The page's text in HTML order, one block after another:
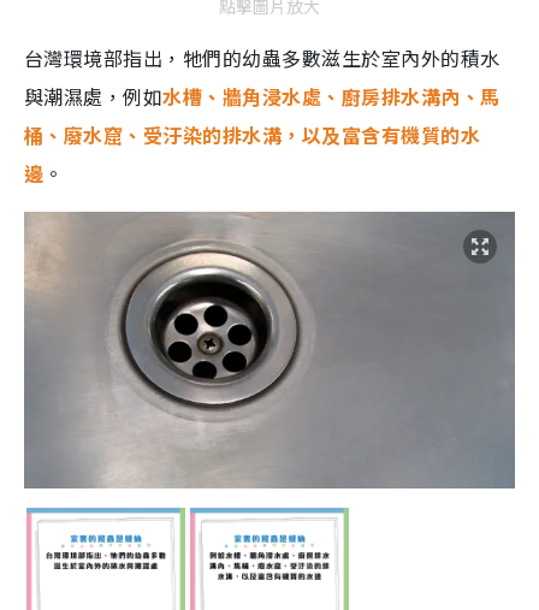
點擊圖片放大
台灣環境部指出，牠們的幼蟲多數滋生於室內外的積水
與潮濕處，例如水槽、牆角浸水處、廚房排水溝內、馬
桶、廢水窟、受汙染的排水溝，以及富含有機質的水
邊 。